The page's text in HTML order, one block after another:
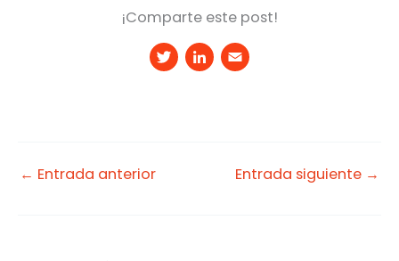
¡Comparte este post!
T Li
d
← Entrada anterior Entrada siguiente →